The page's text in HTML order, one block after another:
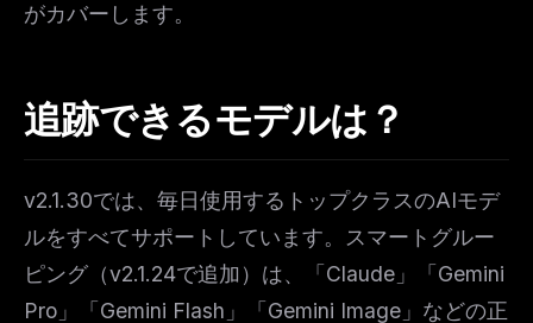
がカバーします。
追跡できるモデルは？
v2.1.30では、毎日使用するトップクラスのAIモデ
ルをすべてサポートしています。スマートグルー
ピング（v2.1.24で追加）は、「Claude」「Gemini
Pro」「Gemini Flash」「Gemini Image」などの正